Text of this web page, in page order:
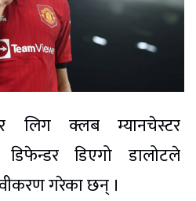
लिग क्लब म्यानचेस्टर
डिएगो डालोटले
गरेका छन् ।